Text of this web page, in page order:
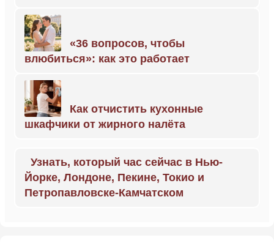
«36 вопросов, чтобы
влюбиться»: как это работает
Как отчистить кухонные
шкафчики от жирного налёта
Узнать, который час сейчас в Нью-
Йорке, Лондоне, Пекине, Токио и
Петропавловске-Камчатском